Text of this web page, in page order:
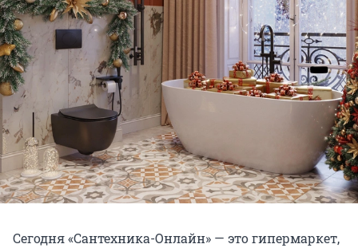
Сегодня «Сантехника-Онлайн» — это гипермаркет,